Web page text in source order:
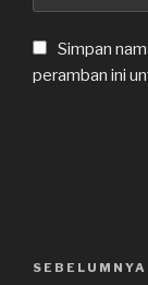
Simpan
peramban ini
Pos
SEBELUMNYA